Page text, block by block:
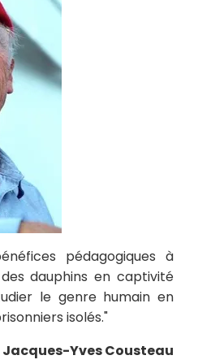
pédagogiques à
dauphins en captivité
le genre humain en
isolés."
Jacques-Yves Cousteau